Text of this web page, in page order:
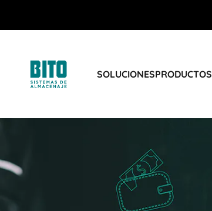
SOLUCIONESPRODUCTOS